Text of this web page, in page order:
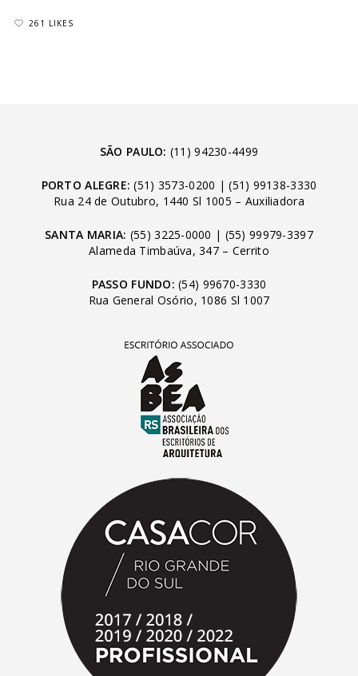
261 LIKES
SÃO PAULO: (11) 94230-4499
PORTO ALEGRE: (51) 3573-0200 |(51) 99138-3330
Rua 24 de Outubro, 1440 Sl 1005 – Auxiliadora
SANTA MARIA: (55) 3225-0000 | (55) 99979-3397
Alameda Timbaúva, 347 – Cerrito
PASSO FUNDO: (54) 99670-3330
Rua General Osório, 1086 Sl 1007